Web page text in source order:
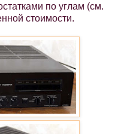
по углам (см.
стоимости.